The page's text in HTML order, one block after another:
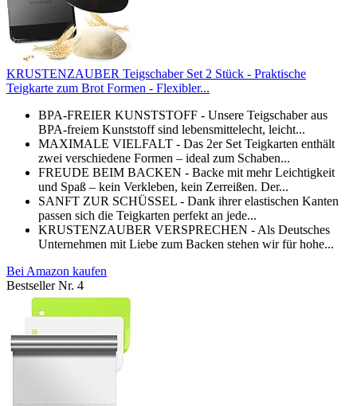
KRUSTENZAUBER Teigschaber Set 2 Stück - Praktische
Teigkarte zum Brot Formen - Flexibler...
BPA-FREIER KUNSTSTOFF - Unsere Teigschaber aus
BPA-freiem Kunststoff sind lebensmittelecht, leicht...
MAXIMALE VIELFALT - Das 2er Set Teigkarten enthält
zwei verschiedene Formen – ideal zum Schaben...
FREUDE BEIM BACKEN - Backe mit mehr Leichtigkeit
und Spaß – kein Verkleben, kein Zerreißen. Der...
SANFT ZUR SCHÜSSEL - Dank ihrer elastischen Kanten
passen sich die Teigkarten perfekt an jede...
KRUSTENZAUBER VERSPRECHEN - Als Deutsches
Unternehmen mit Liebe zum Backen stehen wir für hohe...
Bei Amazon kaufen
Bestseller Nr. 4